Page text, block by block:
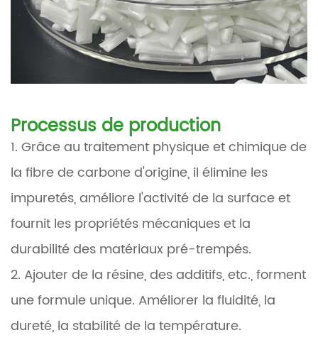
Processus de production
1. Grâce au traitement physique et chimique de
la fibre de carbone d'origine, il élimine les
impuretés, améliore l'activité de la surface et
fournit les propriétés mécaniques et la
durabilité des matériaux pré-trempés.
2. Ajouter de la résine, des additifs, etc., forment
une formule unique. Améliorer la fluidité, la
dureté, la stabilité de la température.